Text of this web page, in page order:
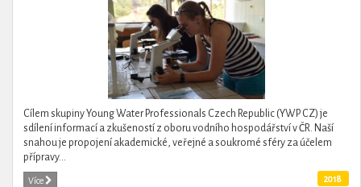
Cílem skupiny Young Water Professionals Czech Republic (YWP CZ) je
sdílení informací a zkušeností z oboru vodního hospodářství v ČR. Naší
snahou je propojení akademické, veřejné a soukromé sféry za účelem
přípravy...
Více 2018